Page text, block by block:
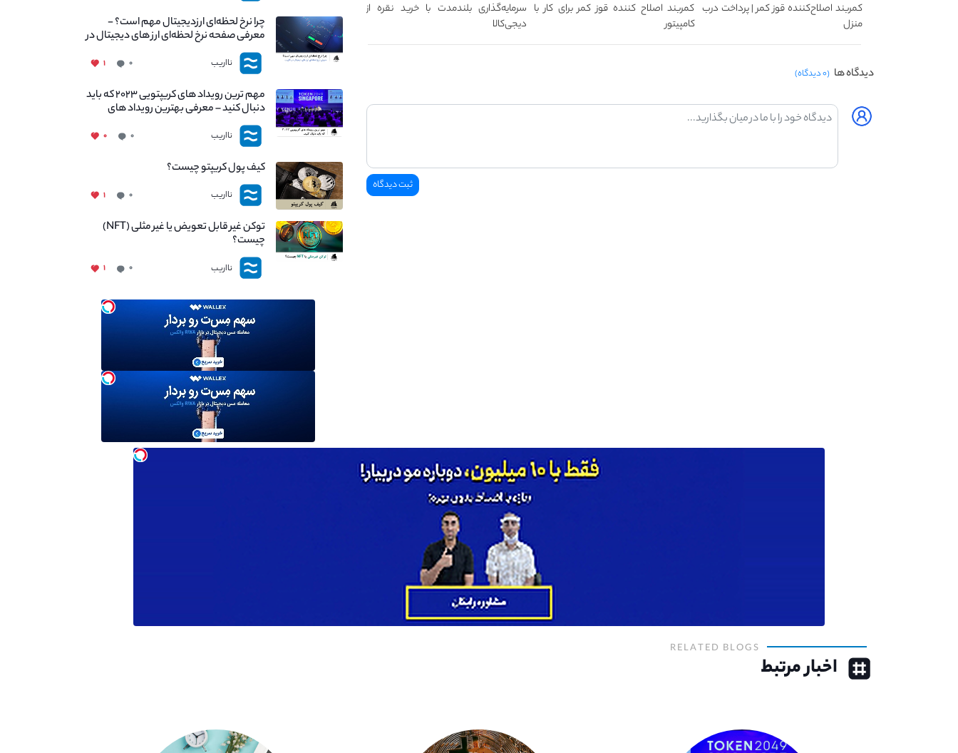
کمربند اصلاح‌کننده قوز کمر | پرداخت درب
منزل
کمربند اصلاح کننده قوز کمر برای کار با
کامپیتور
سرمایه‌گذاری بلندمدت با خرید نقره از
دیجی‌کالا
دیدگاه ها (۰ دیدگاه)
چرا نرخ لحظه‌ای ارزدیجیتال مهم است؟ -
معرفی صفحه نرخ لحظه‌ای ارز های دیجیتال در
نااریب
نااریب ۰ ۱
مهم ترین رویداد های کریپتویی ۲۰۲۳ که باید
دنبال کنید – معرفی بهترین رویداد های
جهانی
نااریب ۰ ۰
کیف پول کریپتو چیست؟
نااریب ۰ ۱
توکن غیر قابل تعویض یا غیر مثلی (NFT)
چیست؟
نااریب ۰ ۱
RELATED BLOGS
اخبار مرتبط